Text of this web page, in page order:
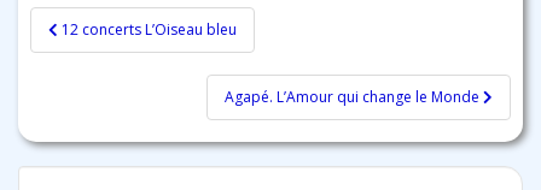
Navigation
de
12 concerts L’Oiseau bleu
Agapé. L’Amour qui change le Monde